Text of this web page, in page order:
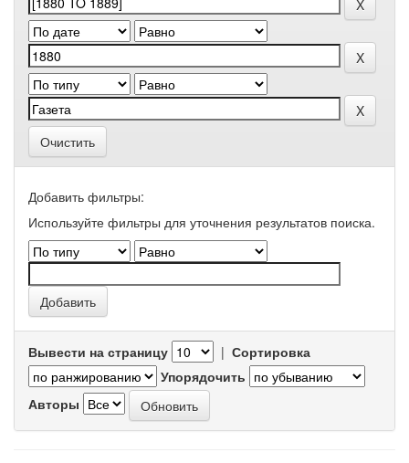
Очистить
Добавить фильтры:
Используйте фильтры для уточнения результатов поиска.
Вывести на страницу | Сортировка
Упорядочить
Авторы